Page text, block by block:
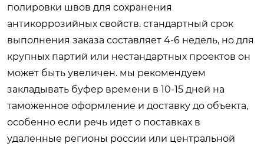
полировки швов для сохранения
антикоррозийных свойств. стандартный срок
выполнения заказа составляет 4-6 недель, но для
крупных партий или нестандартных проектов он
может быть увеличен. мы рекомендуем
закладывать буфер времени в 10-15 дней на
таможенное оформление и доставку до объекта,
особенно если речь идет о поставках в
удаленные регионы россии или центральной